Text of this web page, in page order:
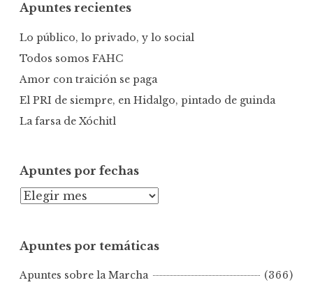
r
Apuntes recientes
Lo público, lo privado, y lo social
Todos somos FAHC
Amor con traición se paga
El PRI de siempre, en Hidalgo, pintado de guinda
La farsa de Xóchitl
Apuntes por fechas
A
n
e
Apuntes por temáticas
Apuntes sobre la Marcha
(366)